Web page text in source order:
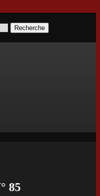
roman noir au
85